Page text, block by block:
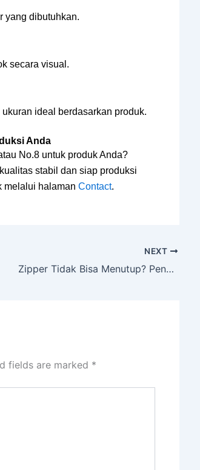
yang dibutuhkan.
secara visual.
ideal berdasarkan produk.
Anda
No.8 untuk produk Anda?
stabil dan siap produksi
melalui halaman Contact.
NEXT
Zipper Tidak Bisa Menutup? Penyebab dan Solusinya yang Paling Sering Terjadi
fields are marked *